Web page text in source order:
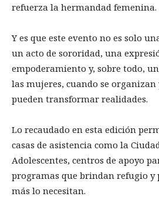
refuerza la hermandad femenina.
Y es que este evento no es solo
un acto de sororidad, una
empoderamiento y, sobre todo,
las mujeres, cuando se
pueden transformar realidades.
Lo recaudado en esta edición
casas de asistencia como la
Adolescentes, centros de apoyo
programas que brindan refugio y
más lo necesitan.